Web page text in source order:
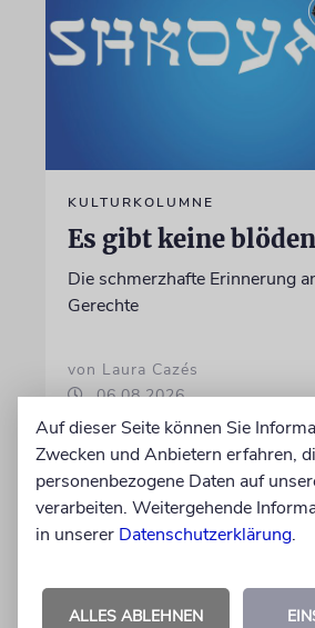
KULTURKOLUMNE
Es gibt keine
Die schmerzhafte Erinnerung
Gerechte
von Laura Cazés
06.08.2026
Auf dieser Seite können Sie
Zwecken und Anbietern erfahren,
personenbezogene Daten auf
verarbeiten. Weitergehende
in unserer Datenschutzerklärung.
ALLES ABLEHNEN